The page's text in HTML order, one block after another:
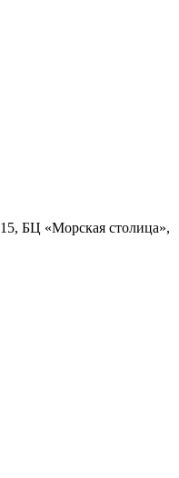
БЦ «Морская столица»,